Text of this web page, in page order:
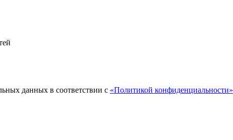
данных в соответствии с «Политикой конфиденциальности»